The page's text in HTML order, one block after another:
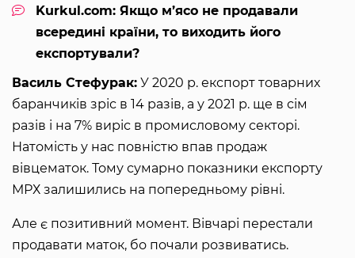
Kurkul.com: Якщо м’ясо не продавали
всередині країни, то виходить його
експортували?
Василь Стефурак: У 2020 р. експорт товарних
баранчиків зріс в 14 разів, а у 2021 р. ще в сім
разів і на 7% виріс в промисловому секторі.
Натомість у нас повністю впав продаж
вівцематок. Тому сумарно показники експорту
МРХ залишились на попередньому рівні.
Але є позитивний момент. Вівчарі перестали
продавати маток, бо почали розвиватись.